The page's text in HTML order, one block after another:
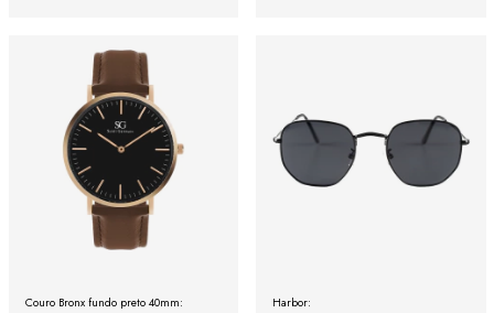
Couro Bronx fundo preto 40mm: Harbor: